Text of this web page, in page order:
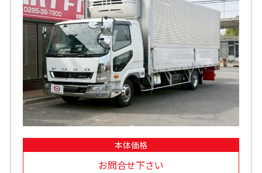
本体価格
お問合せ下さい